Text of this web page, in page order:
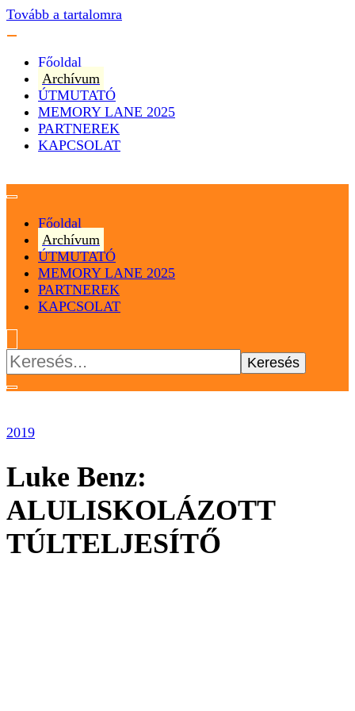
Tovább a tartalomra
Főoldal
Archívum
ÚTMUTATÓ
MEMORY LANE 2025
PARTNEREK
KAPCSOLAT
Magyar Hip Hop Archívum
Magyarország
Főoldal
Archívum
ÚTMUTATÓ
MEMORY LANE 2025
PARTNEREK
KAPCSOLAT
Keresés:
2019
Luke Benz:
ALULISKOLÁZOTT
TÚLTELJESÍTŐ